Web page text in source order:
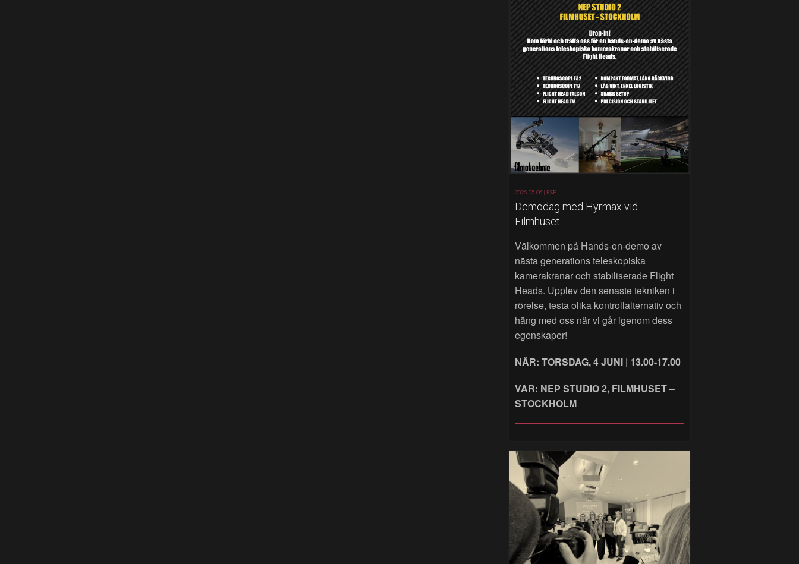
2026-05-06 | FSF
Demodag med Hyrmax vid
Filmhuset
Välkommen på Hands‑on‑demo av
nästa generations teleskopiska
kamerakranar och stabiliserade Flight
Heads. Upplev den senaste tekniken i
rörelse, testa olika kontrollalternativ och
häng med oss när vi går igenom dess
egenskaper!
NÄR: TORSDAG, 4 JUNI | 13.00-17.00
VAR: NEP STUDIO 2, FILMHUSET –
STOCKHOLM